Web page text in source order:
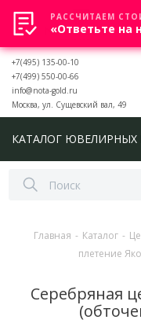
+7(495) 135-00-10
+7(499) 550-00-66
info@nota-gold.ru
Москва, ул. Сущевский вал, 49
КАТАЛОГ ЮВЕЛИРНЫХ
Главная - Каталог -
плетение
Серебряная
РАССЧИТАЕМ
«Ответьте на